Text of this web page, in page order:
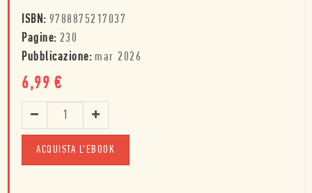
ISBN: 9788875217037
Pagine: 230
Pubblicazione: mar 2026
6,99 €
ACQUISTA L'EBOOK